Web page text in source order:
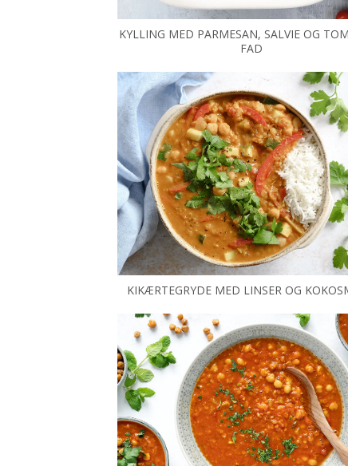
KYLLING MED PARMESAN, SALVIE OG
FAD
KIKÆRTEGRYDE MED LINSER OG